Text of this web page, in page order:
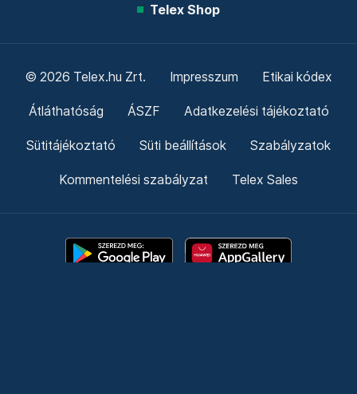
Telex Shop
© 2026 Telex.hu Zrt. Impresszum Etikai kódex
Átláthatóság ÁSZF Adatkezelési tájékoztató
Sütitájékoztató Süti beállítások Szabályzatok
Kommentelési szabályzat Telex Sales